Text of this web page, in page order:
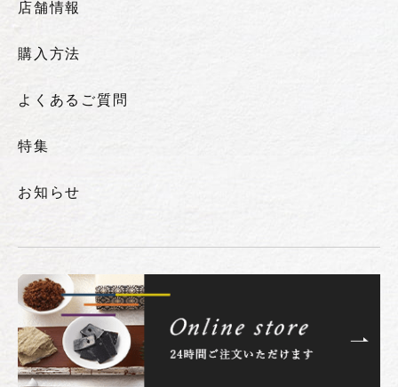
店舗情報
購入方法
よくあるご質問
特集
お知らせ